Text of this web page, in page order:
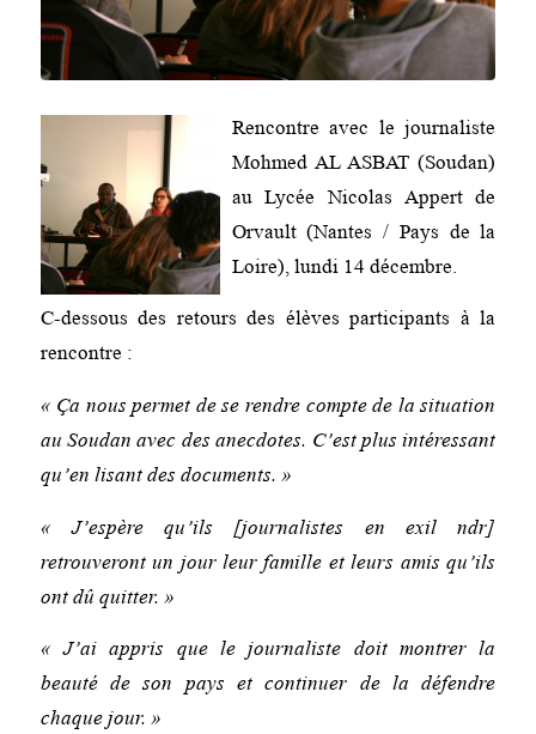
Rencontre avec le journaliste
Mohmed AL ASBAT (Soudan)
au Lycée Nicolas Appert de
Orvault (Nantes / Pays de la
Loire), lundi 14 décembre.
C-dessous des retours des élèves participants à la
rencontre :
« Ça nous permet de se rendre compte de la situation
au Soudan avec des anecdotes. C’est plus intéressant
qu’en lisant des documents. »
« J’espère qu’ils [journalistes en exil ndr]
retrouveront un jour leur famille et leurs amis qu’ils
ont dû quitter. »
« J’ai appris que le journaliste doit montrer la
beauté de son pays et continuer de la défendre
chaque jour. »